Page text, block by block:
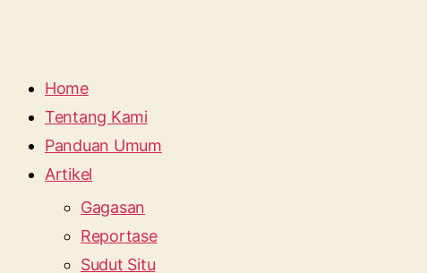
Home
Tentang Kami
Panduan Umum
Artikel
Gagasan
Reportase
Sudut Situ